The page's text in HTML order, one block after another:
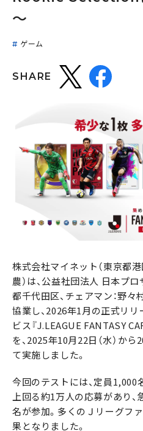
～
ゲーム
SHARE
株式会社マイネット（東京都
農）は、公益社団法人 日本プ
都千代田区、チェアマン：野々
協業し、2026年1月の正式リ
ビス『J.LEAGUE FANTASY
を、2025年10月22日（水）か
て実施しました。
今回のテストには、定員1,000
上回る約1万人の応募があり
名が参加。多くのＪリーグフ
果となりました。